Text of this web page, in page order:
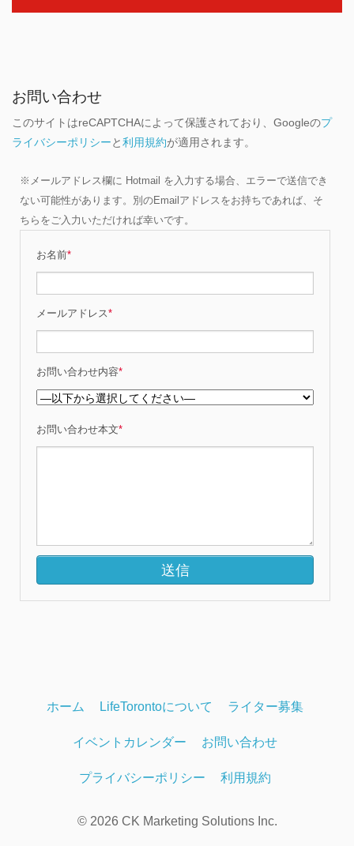
お問い合わせ
このサイトはreCAPTCHAによって保護されており、Googleのプ
ライバシーポリシーと利用規約が適用されます。
※メールアドレス欄に Hotmail を入力する場合、エラーで送信でき
ない可能性があります。別のEmailアドレスをお持ちであれば、そ
ちらをご入力いただければ幸いです。
お名前*
メールアドレス*
お問い合わせ内容*
お問い合わせ本文*
ホーム LifeTorontoについて ライター募集
イベントカレンダー お問い合わせ
プライバシーポリシー 利用規約
© 2026 CK Marketing Solutions Inc.